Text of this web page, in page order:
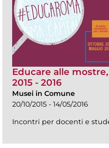
Educare alle
2015 - 2016
Musei in Comune
20/10/2015 - 14/05/2016
Incontri per docenti e